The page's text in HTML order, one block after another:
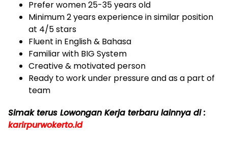
Prefer women 25-35 years old
Minimum 2 years experience in similar position
at 4/5 stars
Fluent in English & Bahasa
Familiar with BIG System
Creative & motivated person
Ready to work under pressure and as a part of
team
Simak terus Lowongan Kerja terbaru lainnya di :
karirpurwokerto.id